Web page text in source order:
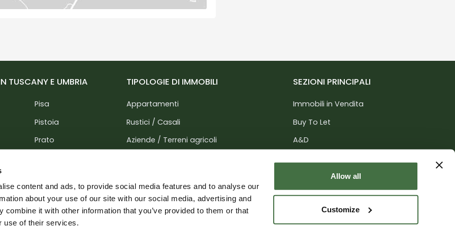
content and ads, to provide social media features and to analyse our
about your use of our site with our social media, advertising and
combine it with other information that you’ve provided to them or that
use of their services.
Allow all
Customize
TUSCANY E UMBRIA
Pisa
Pistoia
Prato
Terni
TIPOLOGIE DI IMMOBILI
Appartamenti
Rustici / Casali
Aziende / Terreni agricoli
Attività commerciali / Uffici
Industriali / Terreni edificabili
SEZIONI PRINCIPALI
Immobili in Vendita
Buy To Let
A&D
Informazioni
Contatti